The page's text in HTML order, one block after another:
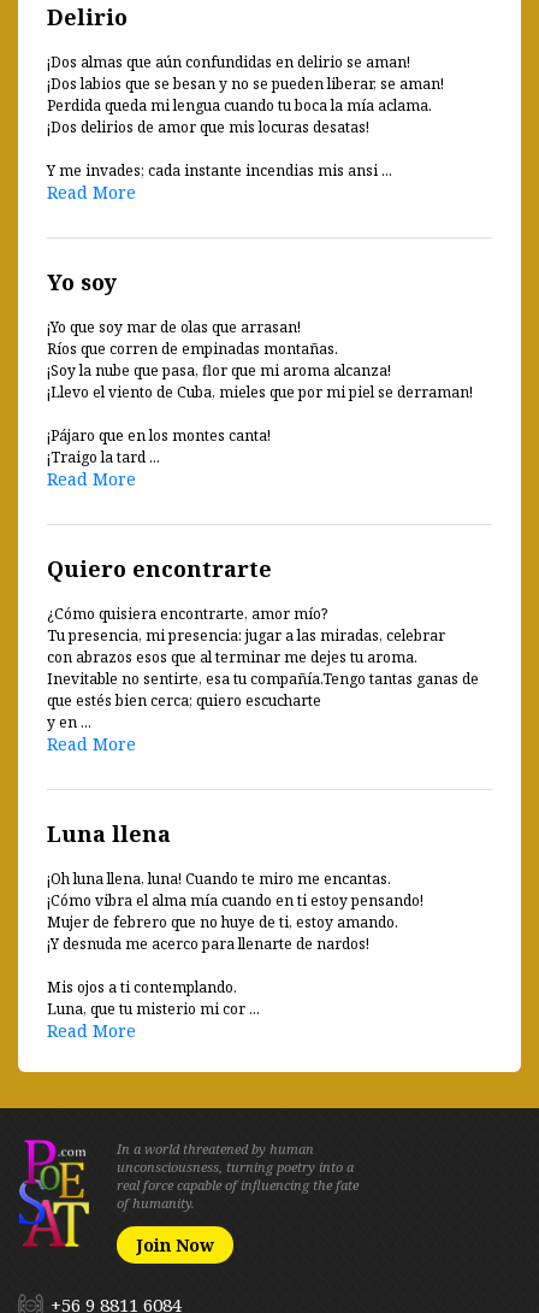
Delirio
¡Dos almas que aún confundidas en delirio se aman!
¡Dos labios que se besan y no se pueden liberar, se aman!
Perdida queda mi lengua cuando tu boca la mía aclama.
¡Dos delirios de amor que mis locuras desatas!
Y me invades; cada instante incendias mis ansi ...
Read More
Yo soy
¡Yo que soy mar de olas que arrasan!
Ríos que corren de empinadas montañas.
¡Soy la nube que pasa, flor que mi aroma alcanza!
¡Llevo el viento de Cuba, mieles que por mi piel se derraman!
¡Pájaro que en los montes canta!
¡Traigo la tard ...
Read More
Quiero encontrarte
¿Cómo quisiera encontrarte, amor mío?
Tu presencia, mi presencia: jugar a las miradas, celebrar
con abrazos esos que al terminar me dejes tu aroma.
Inevitable no sentirte, esa tu compañía.Tengo tantas ganas de
que estés bien cerca; quiero escucharte
y en ...
Read More
Luna llena
¡Oh luna llena, luna! Cuando te miro me encantas.
¡Cómo vibra el alma mía cuando en ti estoy pensando!
Mujer de febrero que no huye de ti, estoy amando.
¡Y desnuda me acerco para llenarte de nardos!
Mis ojos a ti contemplando.
Luna, que tu misterio mi cor ...
Read More
In a world threatened by human
unconsciousness, turning poetry into a
real force capable of influencing the fate
of humanity.
Join Now
+56 9 8811 6084